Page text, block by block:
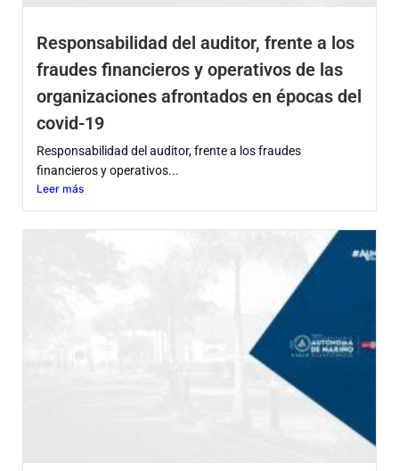
Responsabilidad del auditor, frente a los
fraudes financieros y operativos de las
organizaciones afrontados en épocas del
covid-19
Responsabilidad del auditor, frente a los fraudes
financieros y operativos...
Leer más